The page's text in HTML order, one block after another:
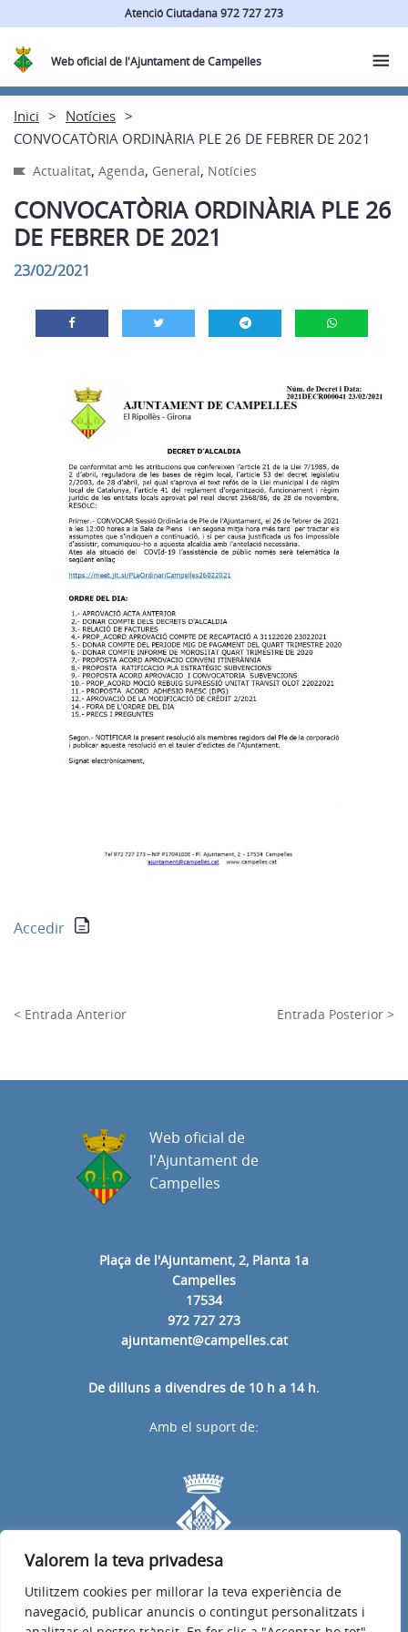
Valorem la teva privadesa
Utilitzem cookies per millorar la teva experiència de
navegació, publicar anuncis o contingut personalitzats i
Atenció Ciutadana 972 727 273
Web oficial de l'Ajuntament de Campelles
Inici
Notícies
CONVOCATÒRIA ORDINÀRIA PLE 26 DE FEBRER DE 2021
Actualitat, Agenda, General, Notícies
CONVOCATÒRIA ORDINÀRIA PLE 26
DE FEBRER DE 2021
23/02/2021
Accedir
< Entrada Anterior Entrada Posterior >
Plaça de l'Ajuntament, 2, Planta 1a
Campelles
17534
972 727 273
ajuntament@campelles.cat
De dilluns a divendres de 10 h a 14 h.
Web oficial de
l'Ajuntament de
Campelles
Amb el suport de: